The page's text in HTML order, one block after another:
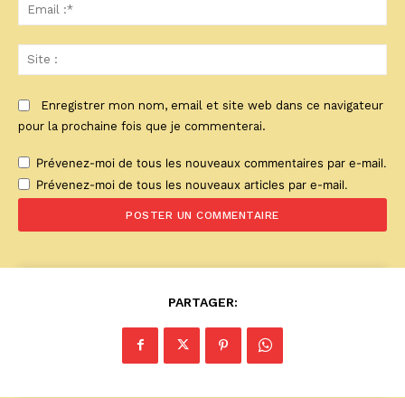
:*
:
Enregistrer mon nom, email et site web dans ce navigateur
pour la prochaine fois que je commenterai.
Prévenez-moi de tous les nouveaux commentaires par e-mail.
Prévenez-moi de tous les nouveaux articles par e-mail.
PARTAGER: